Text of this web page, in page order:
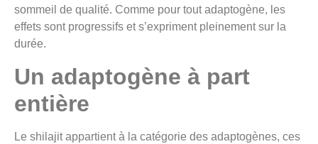
sommeil de qualité. Comme pour tout adaptogène, les
effets sont progressifs et s’expriment pleinement sur la
durée.
Un adaptogène à part
entière
Le shilajit appartient à la catégorie des adaptogènes, ces